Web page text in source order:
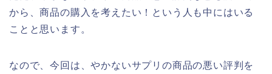
から、商品の購入を考えたい！という人も中にはいる
ことと思います。
なので、今回は、やかないサプリの商品の悪い評判を